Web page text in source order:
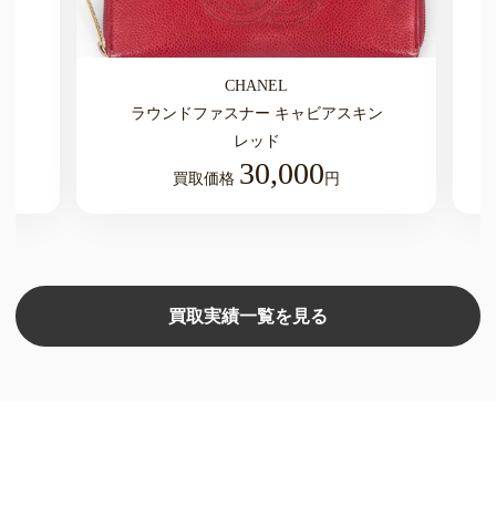
CHANEL
ラウンドファスナー キャビアスキン
レッド
買取価格 30,000 円
買取実績一覧を見る